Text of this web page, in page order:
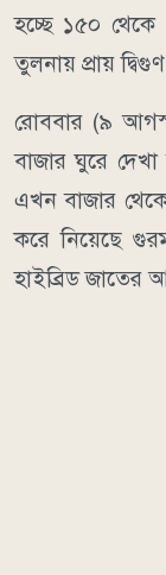
হচ্ছে ১৫০ থেকে
তুলনায় প্রায়
রোববার (৯
বাজার ঘুরে
এখন বাজার
করে নিয়েছে
হাইব্রিড জাতের